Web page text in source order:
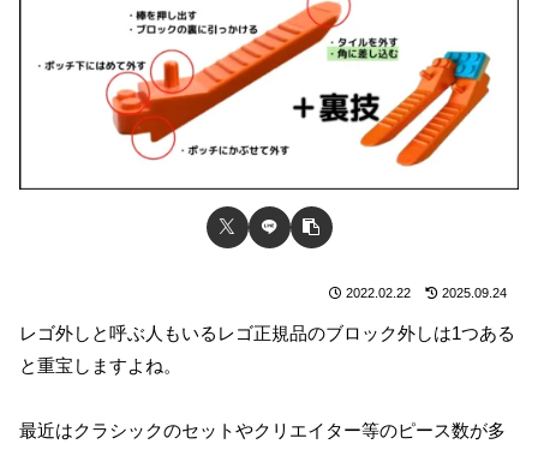
2022.02.22 2025.09.24
レゴ外しと呼ぶ人もいるレゴ正規品のブロック外しは1つある
と重宝しますよね。
最近はクラシックのセットやクリエイター等のピース数が多